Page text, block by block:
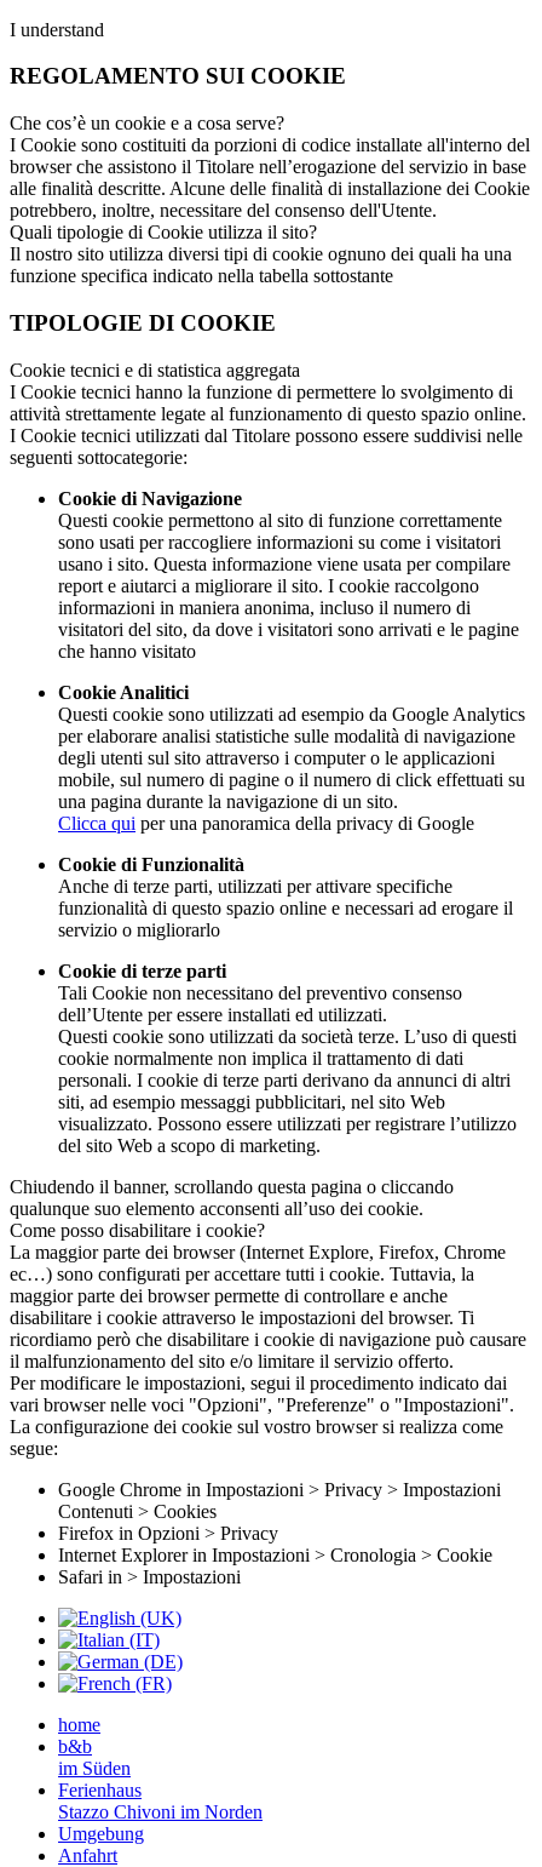
I understand
REGOLAMENTO SUI COOKIE
Che cos’è un cookie e a cosa serve?
I Cookie sono costituiti da porzioni di codice installate all'interno del
browser che assistono il Titolare nell’erogazione del servizio in base
alle finalità descritte. Alcune delle finalità di installazione dei Cookie
potrebbero, inoltre, necessitare del consenso dell'Utente.
Quali tipologie di Cookie utilizza il sito?
Il nostro sito utilizza diversi tipi di cookie ognuno dei quali ha una
funzione specifica indicato nella tabella sottostante
TIPOLOGIE DI COOKIE
Cookie tecnici e di statistica aggregata
I Cookie tecnici hanno la funzione di permettere lo svolgimento di
attività strettamente legate al funzionamento di questo spazio online.
I Cookie tecnici utilizzati dal Titolare possono essere suddivisi nelle
seguenti sottocategorie:
Cookie di Navigazione
Questi cookie permettono al sito di funzione correttamente
sono usati per raccogliere informazioni su come i visitatori
usano i sito. Questa informazione viene usata per compilare
report e aiutarci a migliorare il sito. I cookie raccolgono
informazioni in maniera anonima, incluso il numero di
visitatori del sito, da dove i visitatori sono arrivati e le pagine
che hanno visitato
Cookie Analitici
Questi cookie sono utilizzati ad esempio da Google Analytics
per elaborare analisi statistiche sulle modalità di navigazione
degli utenti sul sito attraverso i computer o le applicazioni
mobile, sul numero di pagine o il numero di click effettuati su
una pagina durante la navigazione di un sito.
Clicca qui per una panoramica della privacy di Google
Cookie di Funzionalità
Anche di terze parti, utilizzati per attivare specifiche
funzionalità di questo spazio online e necessari ad erogare il
servizio o migliorarlo
Cookie di terze parti
Tali Cookie non necessitano del preventivo consenso
dell’Utente per essere installati ed utilizzati.
Questi cookie sono utilizzati da società terze. L’uso di questi
cookie normalmente non implica il trattamento di dati
personali. I cookie di terze parti derivano da annunci di altri
siti, ad esempio messaggi pubblicitari, nel sito Web
visualizzato. Possono essere utilizzati per registrare l’utilizzo
del sito Web a scopo di marketing.
Chiudendo il banner, scrollando questa pagina o cliccando
qualunque suo elemento acconsenti all’uso dei cookie.
Come posso disabilitare i cookie?
La maggior parte dei browser (Internet Explore, Firefox, Chrome
ec…) sono configurati per accettare tutti i cookie. Tuttavia, la
maggior parte dei browser permette di controllare e anche
disabilitare i cookie attraverso le impostazioni del browser. Ti
ricordiamo però che disabilitare i cookie di navigazione può causare
il malfunzionamento del sito e/o limitare il servizio offerto.
Per modificare le impostazioni, segui il procedimento indicato dai
vari browser nelle voci "Opzioni", "Preferenze" o "Impostazioni".
La configurazione dei cookie sul vostro browser si realizza come
segue:
Google Chrome in Impostazioni > Privacy > Impostazioni
Contenuti > Cookies
Firefox in Opzioni > Privacy
Internet Explorer in Impostazioni > Cronologia > Cookie
Safari in > Impostazioni
home
b&b
im Süden
Ferienhaus
Stazzo Chivoni im Norden
Umgebung
Anfahrt